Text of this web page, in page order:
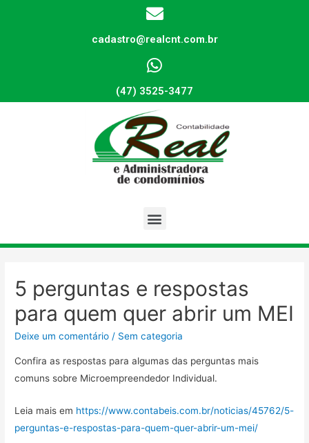
cadastro@realcnt.com.br
(47) 3525-3477
5 perguntas e respostas
para quem quer abrir um MEI
Deixe um comentário / Sem categoria
Confira as respostas para algumas das perguntas mais
comuns sobre Microempreendedor Individual.
Leia mais em https://www.contabeis.com.br/noticias/45762/5-
perguntas-e-respostas-para-quem-quer-abrir-um-mei/